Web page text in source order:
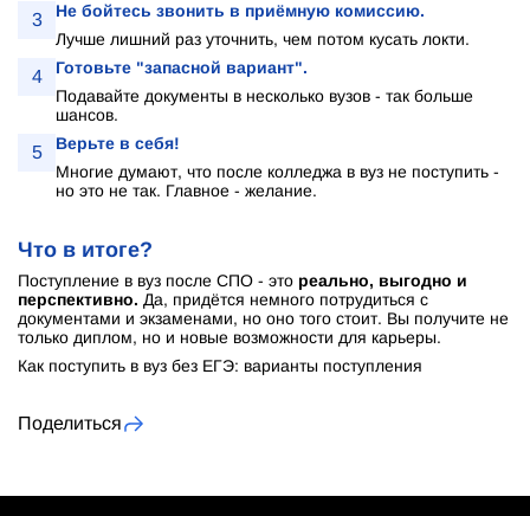
3
Не бойтесь звонить в приёмную комиссию.
Лучше лишний раз уточнить, чем потом кусать локти.
4
Готовьте "запасной вариант".
Подавайте документы в несколько вузов - так больше
шансов.
5
Верьте в себя!
Многие думают, что после колледжа в вуз не поступить -
но это не так. Главное - желание.
Что в итоге?
Поступление в вуз после СПО - это реально, выгодно и
перспективно. Да, придётся немного потрудиться с
документами и экзаменами, но оно того стоит. Вы получите не
только диплом, но и новые возможности для карьеры.
Как поступить в вуз без ЕГЭ: варианты поступления
Поделиться